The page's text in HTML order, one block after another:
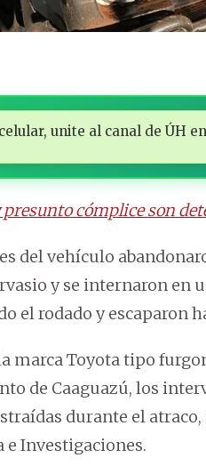
unite al canal de ÚH
presunto cómplice son
del vehículo
y se internaron en
el rodado y escaparon
marca Toyota tipo
de Caaguazú, los
durante el
Investigaciones.